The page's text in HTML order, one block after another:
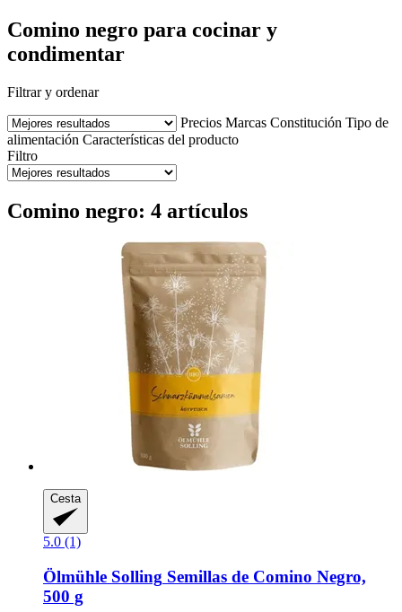
Comino negro para cocinar y
condimentar
Filtrar y ordenar
Precios Marcas Constitución Tipo de
alimentación Características del producto
Filtro
Comino negro: 4 artículos
Cesta
5.0 (1)
Ölmühle Solling Semillas de Comino Negro,
500 g